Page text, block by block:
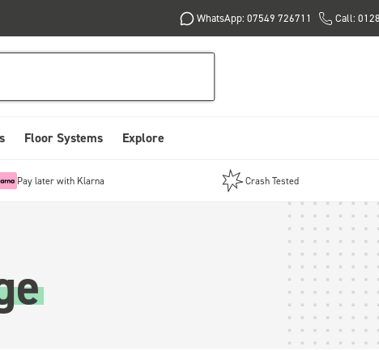
WhatsApp: 07549 726711 Call:
Floor Systems Explore
Pay later with Klarna Crash Tested